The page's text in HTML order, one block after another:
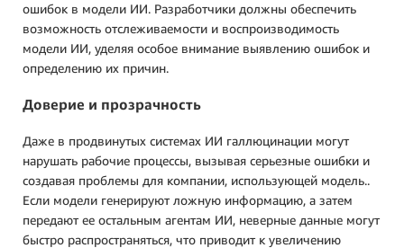
ошибок в модели ИИ. Разработчики должны обеспечить
возможность отслеживаемости и воспроизводимость
модели ИИ, уделяя особое внимание выявлению ошибок и
определению их причин.
Доверие и прозрачность
Даже в продвинутых системах ИИ галлюцинации могут
нарушать рабочие процессы, вызывая серьезные ошибки и
создавая проблемы для компании, использующей модель..
Если модели генерируют ложную информацию, а затем
передают ее остальным агентам ИИ, неверные данные могут
быстро распространяться, что приводит к увеличению